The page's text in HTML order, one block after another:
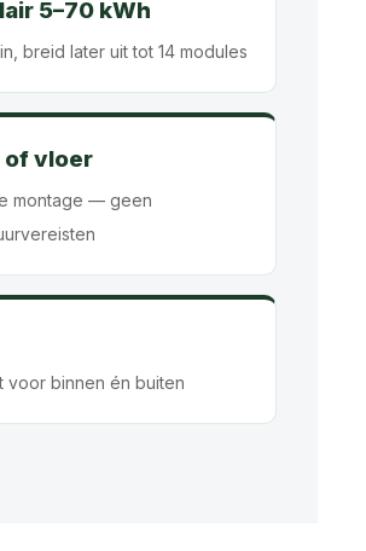
5–70 kWh
breid later uit tot 14 modules
of vloer
montage — geen
voor binnen én buiten